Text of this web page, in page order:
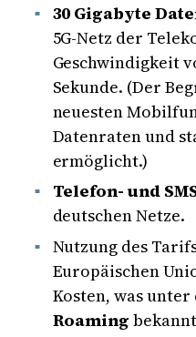
30 Gigabyte
5G-Netz der
Geschwindigkeit
Sekunde. (Der
neuesten
Datenraten und
ermöglicht.)
Telefon- und
deutschen Netze.
Nutzung des
Europäischen
Kosten, was
Roaming